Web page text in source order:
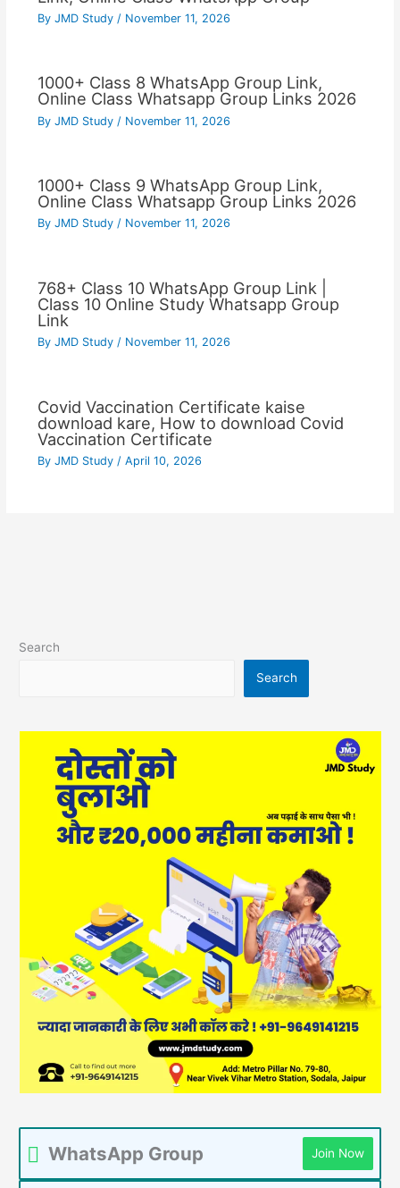
By JMD Study / November 11, 2026
1000+ Class 8 WhatsApp Group Link,
Online Class Whatsapp Group Links 2026
By JMD Study / November 11, 2026
1000+ Class 9 WhatsApp Group Link,
Online Class Whatsapp Group Links 2026
By JMD Study / November 11, 2026
768+ Class 10 WhatsApp Group Link |
Class 10 Online Study Whatsapp Group
Link
By JMD Study / November 11, 2026
Covid Vaccination Certificate kaise
download kare, How to download Covid
Vaccination Certificate
By JMD Study / April 10, 2026
Search
Search
WhatsApp Group Join Now